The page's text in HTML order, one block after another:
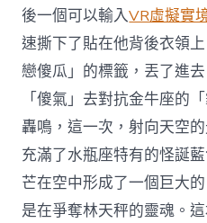
後一個可以輸入VR虛擬實
速撕下了貼在他背後衣領
戀傻瓜」的標籤，丟了進
「傻氣」去對抗金牛座的
轟鳴，這一次，射向天空
充滿了水瓶座特有的怪誕
芒在空中形成了一個巨大
是在爭奪林天秤的靈魂。